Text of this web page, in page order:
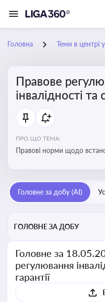
Головна Теми в центрі
Правове
інвалідності та
ПРО ЩО ТЕМА:
Правові норми щодо
Головне за добу (AI)
ГОЛОВНЕ ЗА ДОБУ
Головне за
регулювання
гарантії